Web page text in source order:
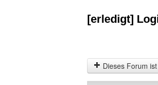
[erledigt]
Dieses Forum